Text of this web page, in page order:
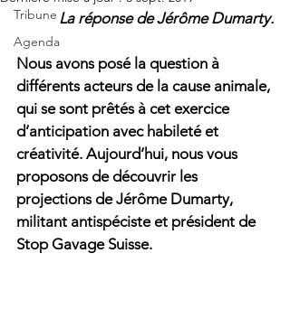
Tribune
Agenda
La réponse de Jérôme Dumarty.
Nous avons posé la question à
différents acteurs de la cause animale,
qui se sont prêtés à cet exercice
d’anticipation avec habileté et
créativité. Aujourd’hui, nous vous
proposons de découvrir les
projections de Jérôme Dumarty,
militant antispéciste et président de
Stop Gavage Suisse.